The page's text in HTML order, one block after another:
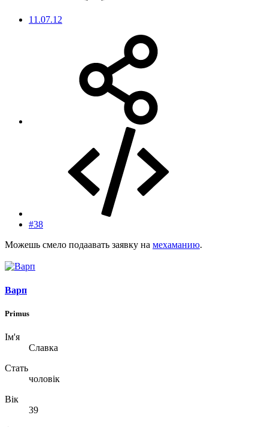
11.07.12
#38
Можешь смело подаавать заявку на мехаманию.
Варп
Primus
Ім'я
Славка
Стать
чоловік
Вік
39